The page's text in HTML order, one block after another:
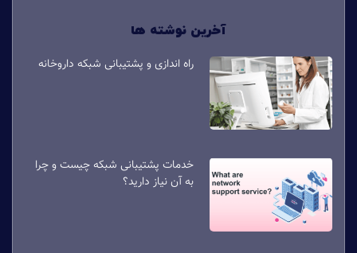
آخرین نوشته ها
راه اندازی و پشتیبانی شبکه داروخانه
خدمات پشتیبانی شبکه چیست و چرا
به آن نیاز دارید؟